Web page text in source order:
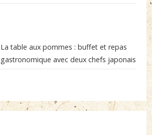
La table aux pommes : buffet et repas
gastronomique avec deux chefs japonais